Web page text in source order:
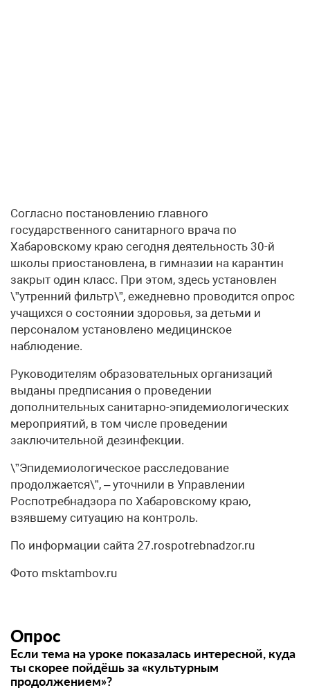
Согласно постановлению главного
государственного санитарного врача по
Хабаровскому краю сегодня деятельность 30-й
школы приостановлена, в гимназии на карантин
закрыт один класс. При этом, здесь установлен
\”утренний фильтр\”, ежедневно проводится опрос
учащихся о состоянии здоровья, за детьми и
персоналом установлено медицинское
наблюдение.
Руководителям образовательных организаций
выданы предписания о проведении
дополнительных санитарно-эпидемиологических
мероприятий, в том числе проведении
заключительной дезинфекции.
\”Эпидемиологическое расследование
продолжается\”, – уточнили в Управлении
Роспотребнадзора по Хабаровскому краю,
взявшему ситуацию на контроль.
По информации сайта 27.rospotrebnadzor.ru
Фото msktambov.ru
Опрос
Если тема на уроке показалась интересной, куда
ты скорее пойдёшь за «культурным
продолжением»?